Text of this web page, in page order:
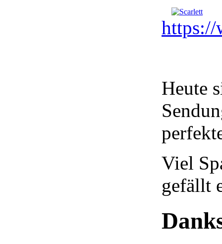
https://
Heute
Viel
gefällt